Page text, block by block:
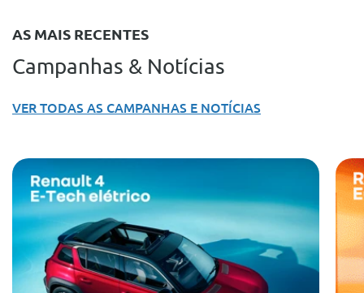
AS MAIS RECENTES
Campanhas & Notícias
VER TODAS AS CAMPANHAS E NOTÍCIAS